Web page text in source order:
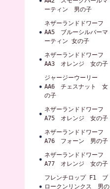
ーティン 男の子
ネザーランドドワーフ
AA5 ブルーシルバーマ
ーティン 女の子
ネザーランドドワーフ
AA3 オレンジ 女の子
ジャージーウーリー
AA6 チェスナット 女
の子
ネザーランドドワーフ
A75 オレンジ 女の子
ネザーランドドワーフ
A76 フォーン 男の子
ネザーランドドワーフ
A77 オレンジ 女の子
フレンチロップ F1 ブ
ロークンリンクス 男の